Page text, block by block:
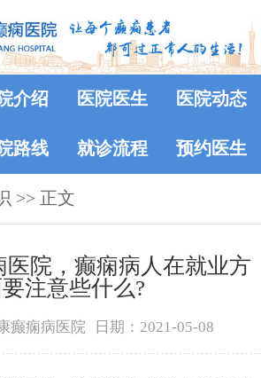
介绍 医院医生 医院动态
路线 就诊流程 预约医生
>> 正文
医院，癫痫病人在就业方
注意些什么?
癫痫病医院 日期：2021-05-08